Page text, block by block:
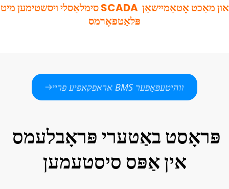
סימלאַסלי ויסשטימען מיט SCADA און מאַכט אָטאַמיישאַן
פּלאַטפאָרמס
אראפקאפיע פריי BMS ווהיטעפּאַפּער
אין אַפּס סיסטעמען